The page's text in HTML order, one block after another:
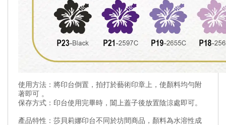
使用方法：將印台倒置，拍打於藝術印章上，使顏料均勻附
著即可 。
保存方式：印台使用完畢時，闔上蓋子後放置陰涼處即可。
產品特性：莎貝莉娜印台不同於坊間商品，顏料為水溶性成